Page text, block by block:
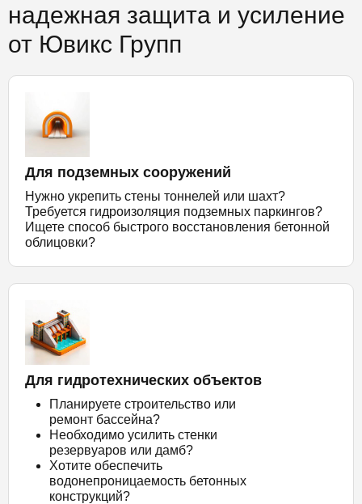
надежная защита и усиление
от Ювикс Групп
Для подземных сооружений
Нужно укрепить стены тоннелей или шахт?
Требуется гидроизоляция подземных паркингов?
Ищете способ быстрого восстановления бетонной
облицовки?
Для гидротехнических объектов
Планируете строительство или
ремонт бассейна?
Необходимо усилить стенки
резервуаров или дамб?
Хотите обеспечить
водонепроницаемость бетонных
конструкций?